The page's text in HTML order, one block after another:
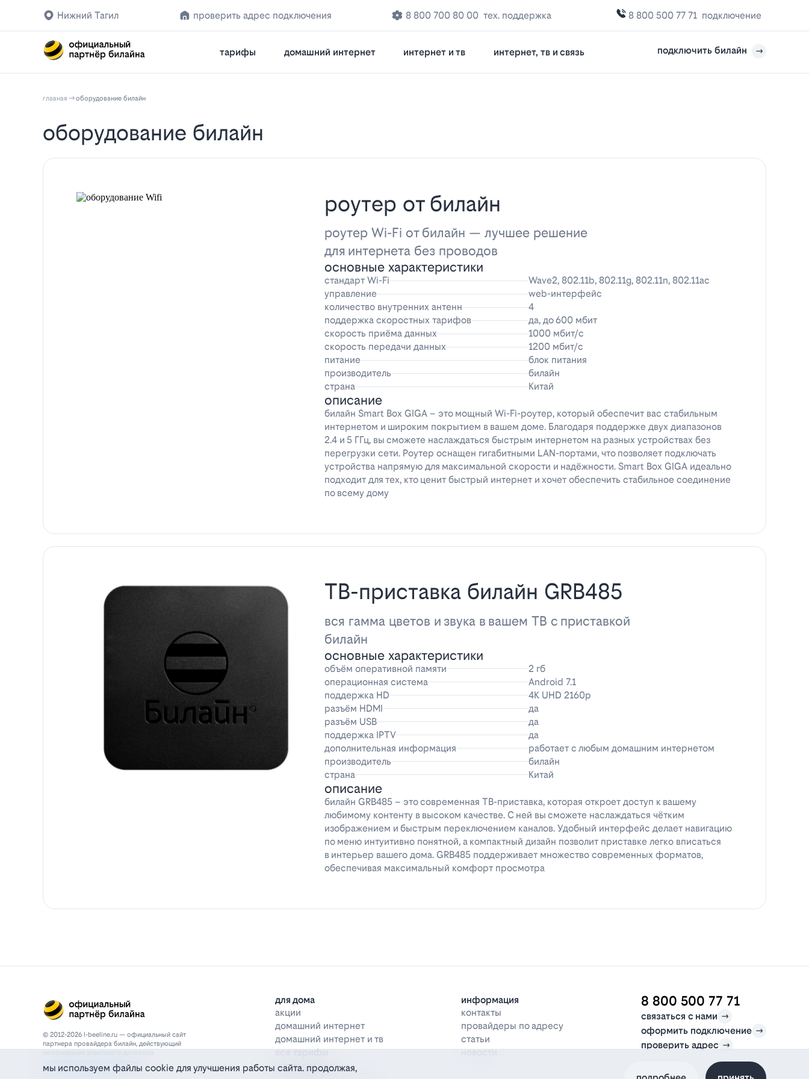
Нижний Тагил проверить адрес подключения 8 800 700 80 00 тех. поддержка 8 800 500 77 71 подключение
тарифы домашний интернет интернет и тв интернет, тв и связь подключить билайн
главная оборудование билайн
оборудование билайн
роутер от билайн
роутер Wi-Fi от билайн — лучшее решение
для интернета без проводов
основные характеристики
стандарт Wi-Fi
Wave2, 802.11b, 802.11g, 802.11n, 802.11ac
управление
web-интерфейс
количество внутренних антенн
4
поддержка скоростных тарифов
да, до 600 мбит
скорость приёма данных
1000 мбит/с
скорость передачи данных
1200 мбит/с
питание
блок питания
производитель
билайн
страна
Китай
описание
билайн Smart Box GIGA – это мощный Wi-Fi-роутер, который обеспечит вас стабильным
интернетом и широким покрытием в вашем доме. Благодаря поддержке двух диапазонов
2.4 и 5 ГГц, вы сможете наслаждаться быстрым интернетом на разных устройствах без
перегрузки сети. Роутер оснащен гигабитными LAN-портами, что позволяет подключать
устройства напрямую для максимальной скорости и надёжности. Smart Box GIGA идеально
подходит для тех, кто ценит быстрый интернет и хочет обеспечить стабильное соединение
по всему дому
ТВ-приставка билайн GRB485
вся гамма цветов и звука в вашем ТВ с приставкой
билайн
основные характеристики
объём оперативной памяти
2 гб
операционная система
Android 7.1
поддержка HD
4K UHD 2160p
разъём HDMI
да
разъём USB
да
поддержка IPTV
да
дополнительная информация
работает с любым домашним интернетом
производитель
билайн
страна
Китай
описание
билайн GRB485 – это современная ТВ-приставка, которая откроет доступ к вашему
любимому контенту в высоком качестве. С ней вы сможете наслаждаться чётким
изображением и быстрым переключением каналов. Удобный интерфейс делает навигацию
по меню интуитивно понятной, а компактный дизайн позволит приставке легко вписаться
в интерьер вашего дома. GRB485 поддерживает множество современных форматов,
обеспечивая максимальный комфорт просмотра
© 2012-2026 l-beeline.ru — официальный сайт
партнера провайдера билайн, действующий
политика конфиденциальности
для дома
акции
домашний интернет
домашний интернет и тв
все тарифы
оборудование
информация
контакты
провайдеры по адресу
статьи
новости
8 800 500 77 71
связаться с нами
оформить подключение
проверить адрес
мы используем файлы cookie для улучшения работы сайта. продолжая,